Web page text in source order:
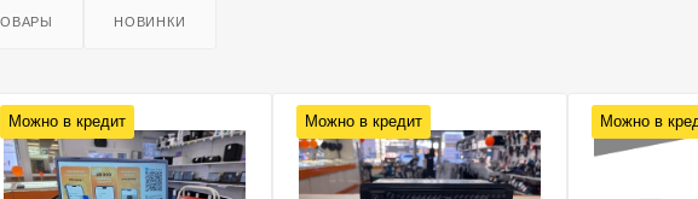
НОВИНКИ
Можно в кредит Можно в кредит Можно в